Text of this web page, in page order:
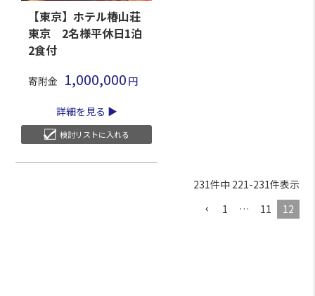
【東京】ホテル椿山荘
東京 2名様平休日1泊
2食付
寄附金 1,000,000
詳細を見る
検討リストに入れる
231件中 221-231件表示
1
… 11 12